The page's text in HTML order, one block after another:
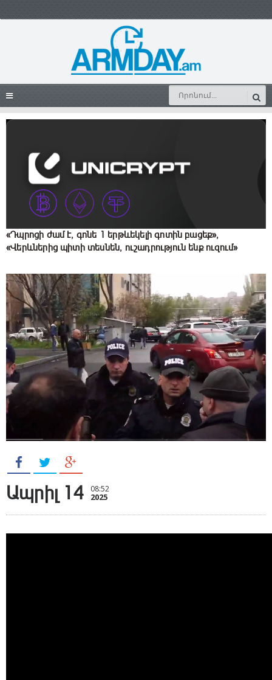
«Դպրոցի ժամ է, գոնե 1 երթևեկելի գոտին բացեք»,
«Վերևներից պիտի տեսնեն, ուշադրություն ենք ուզում»
Ապրիլ 14 08:52
2025